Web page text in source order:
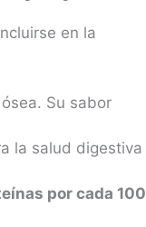
en la
Su sabor
la salud digestiva
por cada 100